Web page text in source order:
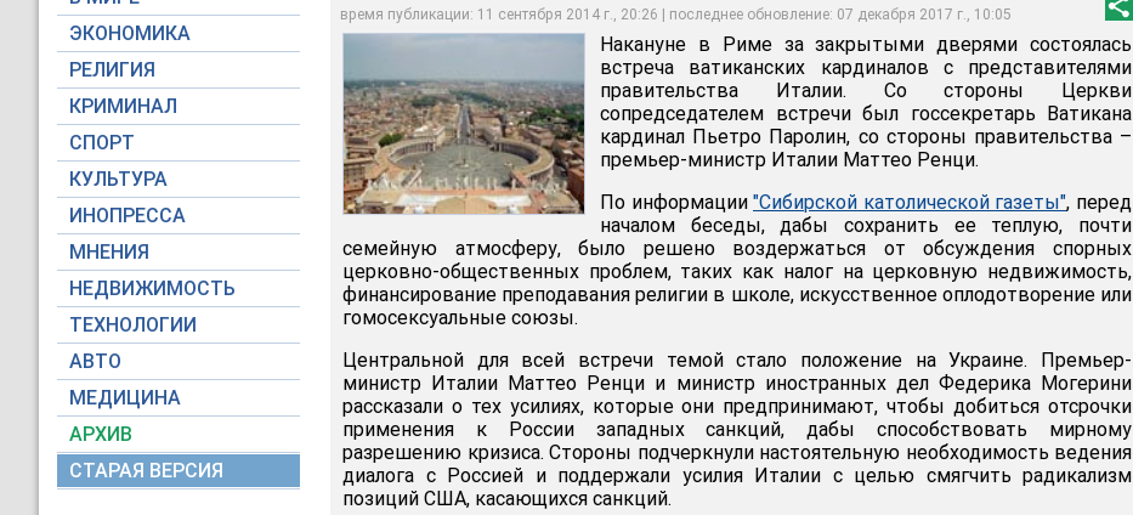
ЭКОНОМИКА
РЕЛИГИЯ
КРИМИНАЛ
СПОРТ
КУЛЬТУРА
ИНОПРЕССА
МНЕНИЯ
НЕДВИЖИМОСТЬ
ТЕХНОЛОГИИ
АВТО
МЕДИЦИНА
АРХИВ
СТАРАЯ ВЕРСИЯ
время публикации: 11 сентября 2014 г., 20:26 | последнее обновление: 07 декабря 2017 г., 10:05
ситуация на Украине
Накануне в Риме за закрытыми дверями состоялась
встреча ватиканских кардиналов с представителями
правительства Италии. Со стороны Церкви
сопредседателем встречи был госсекретарь Ватикана
кардинал Пьетро Паролин, со стороны правительства –
премьер-министр Италии Маттео Ренци.
По информации"Сибирской католической газеты", перед
началом беседы, дабы сохранить ее теплую, почти
семейную атмосферу, было решено воздержаться от обсуждения спорных
церковно-общественных проблем, таких как налог на церковную недвижимость,
финансирование преподавания религии в школе, искусственное оплодотворение или
гомосексуальные союзы.
Центральной для всей встречи темой стало положение на Украине. Премьер-
министр Италии Маттео Ренци и министр иностранных дел Федерика Могерини
рассказали о тех усилиях, которые они предпринимают, чтобы добиться отсрочки
применения к России западных санкций, дабы способствовать мирному
разрешению кризиса. Стороны подчеркнули настоятельную необходимость ведения
диалога с Россией и поддержали усилия Италии с целью смягчить радикализм
позиций США, касающихся санкций.